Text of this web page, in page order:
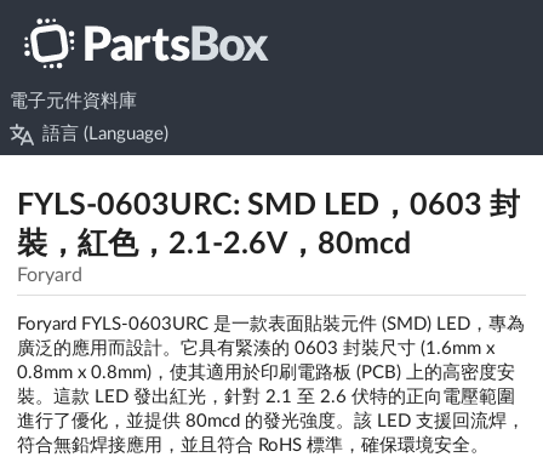
電子元件資料庫
語言 (Language)
FYLS-0603URC: SMD LED，0603 封
裝，紅色，2.1-2.6V，80mcd
Foryard
Foryard FYLS-0603URC 是一款表面貼裝元件 (SMD) LED，專為
廣泛的應用而設計。它具有緊湊的 0603 封裝尺寸 (1.6mm x
0.8mm x 0.8mm)，使其適用於印刷電路板 (PCB) 上的高密度安
裝。這款 LED 發出紅光，針對 2.1 至 2.6 伏特的正向電壓範圍
進行了優化，並提供 80mcd 的發光強度。該 LED 支援回流焊，
符合無鉛焊接應用，並且符合 RoHS 標準，確保環境安全。